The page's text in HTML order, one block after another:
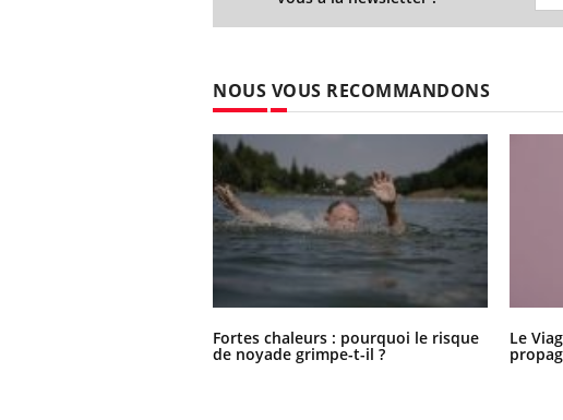
NOUS VOUS RECOMMANDONS
Fortes chaleurs : pourquoi le risque
de noyade grimpe-t-il ?
Le